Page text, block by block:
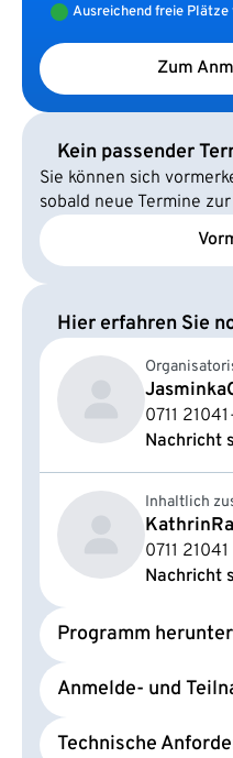
Ausreichend freie Plätze
Zum
Kein passender
Sie können sich
sobald neue Termine
Hier erfahren Sie
Jasminka
0711
Nachricht
Inhaltlich
Kathrin
0711 21041
Nachricht
Programm
Anmelde- und
Technische